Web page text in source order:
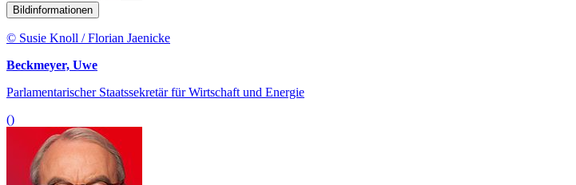
Bildinformationen
© Susie Knoll / Florian Jaenicke
Beckmeyer, Uwe
Parlamentarischer Staatssekretär für Wirtschaft und Energie
()